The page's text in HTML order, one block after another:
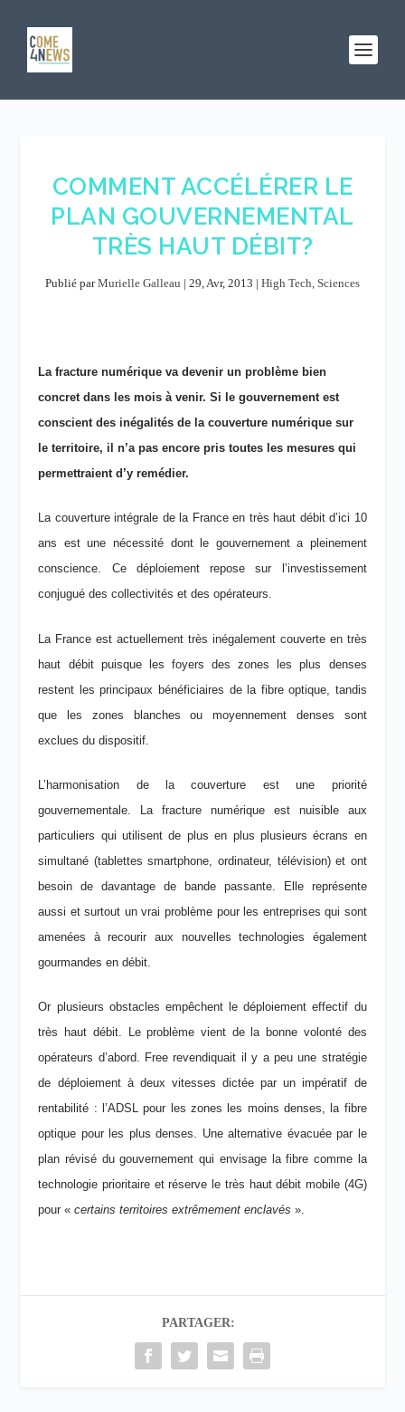
COMMENT ACCÉLÉRER LE
PLAN GOUVERNEMENTAL
TRÈS HAUT DÉBIT?
Publié parMurielle Galleau | 29, Avr, 2013 | High Tech, Sciences
La fracture numérique va devenir un problème bien
concret dans les mois à venir. Si le gouvernement est
conscient des inégalités de la couverture numérique sur
le territoire, il n’a pas encore pris toutes les mesures qui
permettraient d’y remédier.
La couverture intégrale de la France en très haut débit d’ici 10
ans est une nécessité dont le gouvernement a pleinement
conscience. Ce déploiement repose sur l’investissement
conjugué des collectivités et des opérateurs.
La France est actuellement très inégalement couverte en très
haut débit puisque les foyers des zones les plus denses
restent les principaux bénéficiaires de la fibre optique, tandis
que les zones blanches ou moyennement denses sont
exclues du dispositif.
L’harmonisation de la couverture est une priorité
gouvernementale. La fracture numérique est nuisible aux
particuliers qui utilisent de plus en plus plusieurs écrans en
simultané (tablettes smartphone, ordinateur, télévision) et ont
besoin de davantage de bande passante. Elle représente
aussi et surtout un vrai problème pour les entreprises qui sont
amenées à recourir aux nouvelles technologies également
gourmandes en débit.
Or plusieurs obstacles empêchent le déploiement effectif du
très haut débit. Le problème vient de la bonne volonté des
opérateurs d’abord. Free revendiquait il y a peu une stratégie
de déploiement à deux vitesses dictée par un impératif de
rentabilité : l’ADSL pour les zones les moins denses, la fibre
optique pour les plus denses. Une alternative évacuée par le
plan révisé du gouvernement qui envisage la fibre comme la
technologie prioritaire et réserve le très haut débit mobile (4G)
pour «certains territoires extrêmement enclavés».
PARTAGER: